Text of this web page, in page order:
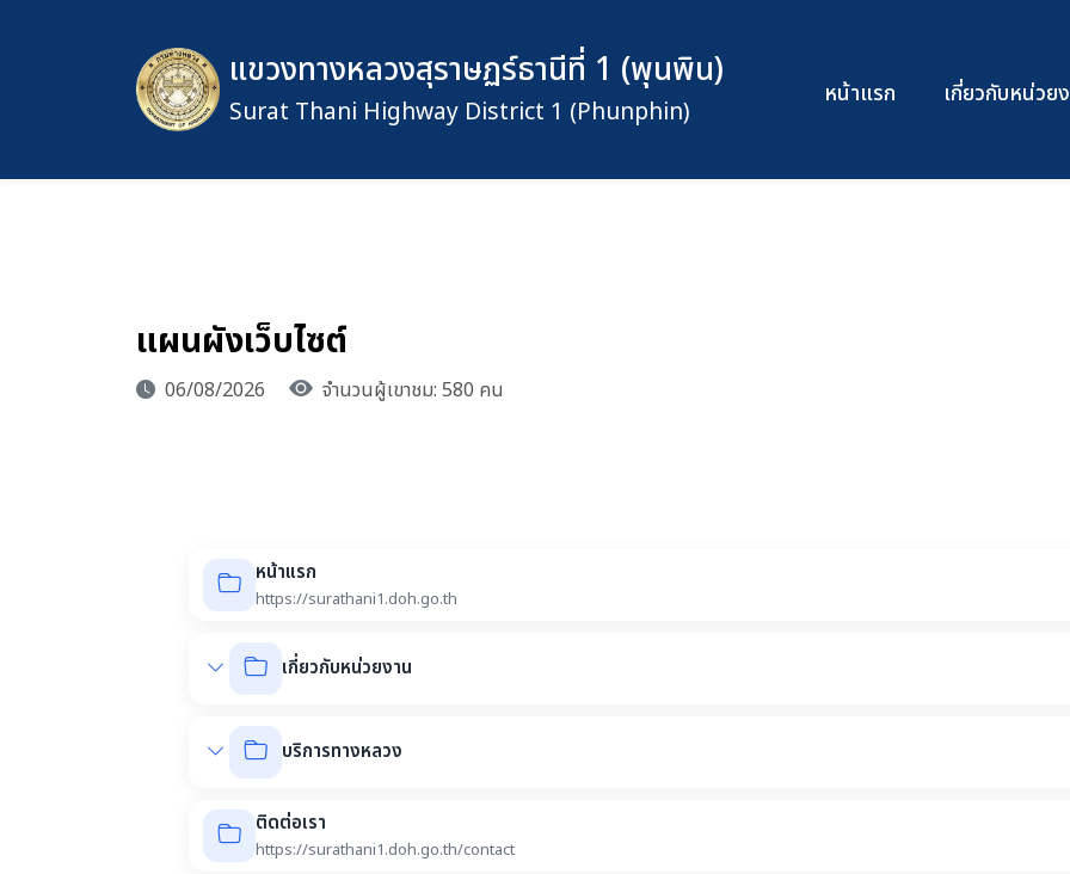
แขวงทางหลวงสุราษฏร์ธานีที่ 1 (พุนพิน)
Surat Thani Highway District 1 (Phunphin)
หน้าแรก เกี่ยวกับหน่วย
แผนผังเว็บไซต์
06/08/2026 จำนวนผู้เขาชม: 580 คน
หน้าแรก
https://surathani1.doh.go.th
เกี่ยวกับหน่วยงาน
บริการทางหลวง
ติดต่อเรา
https://surathani1.doh.go.th/contact